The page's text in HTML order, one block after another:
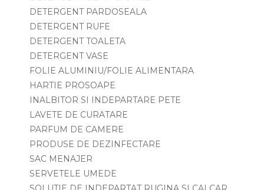
DETERGENT PARDOSEALA
DETERGENT RUFE
DETERGENT TOALETA
DETERGENT VASE
FOLIE ALUMINIU/FOLIE ALIMENTARA
HARTIE PROSOAPE
INALBITOR SI INDEPARTARE PETE
LAVETE DE CURATARE
PARFUM DE CAMERE
PRODUSE DE DEZINFECTARE
SAC MENAJER
SERVETELE UMEDE